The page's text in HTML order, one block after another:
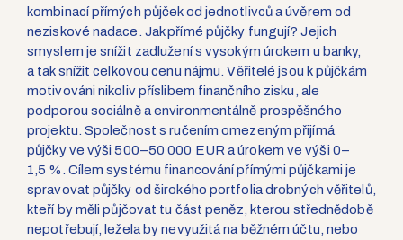
kombinací přímých půjček od jednotlivců a úvěrem od
neziskové nadace. Jak přímé půjčky fungují? Jejich
smyslem je snížit zadlužení s vysokým úrokem u banky,
a tak snížit celkovou cenu nájmu. Věřitelé jsou k půjčkám
motivováni nikoliv příslibem finančního zisku, ale
podporou sociálně a environmentálně prospěšného
projektu. Společnost s ručením omezeným přijímá
půjčky ve výši 500–50 000 EUR a úrokem ve výši 0–
1,5 %. Cílem systému financování přímými půjčkami je
spravovat půjčky od širokého portfolia drobných věřitelů,
kteří by měli půjčovat tu část peněz, kterou střednědobě
nepotřebují, ležela by nevyužitá na běžném účtu, nebo